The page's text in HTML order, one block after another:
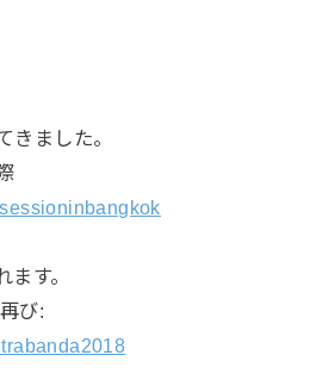
きました。
す。
び: